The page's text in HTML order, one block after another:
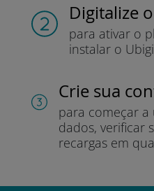
Digitalize
para ativar o
instalar o
Crie sua
para começar a
dados, verificar
recargas em